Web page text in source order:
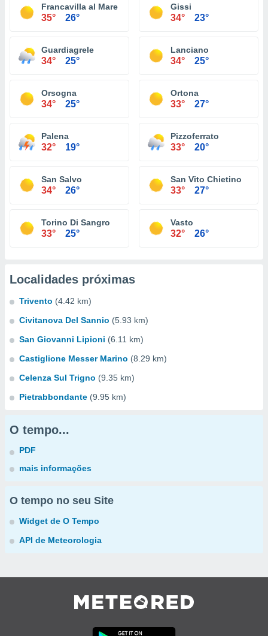
Francavilla al Mare
35° 26°
Gissi
34° 23°
Guardiagrele
34° 25°
Lanciano
34° 25°
Orsogna
34° 25°
Ortona
33° 27°
Palena
32° 19°
Pizzoferrato
33° 20°
San Salvo
34° 26°
San Vito Chietino
33° 27°
Torino Di Sangro
33° 25°
Vasto
32° 26°
Localidades próximas
Trivento (4.42 km)
Civitanova Del Sannio (5.93 km)
San Giovanni Lipioni (6.11 km)
Castiglione Messer Marino (8.29 km)
Celenza Sul Trigno (9.35 km)
Pietrabbondante (9.95 km)
O tempo...
PDF
mais informações
O tempo no seu Site
Widget de O Tempo
API de Meteorologia